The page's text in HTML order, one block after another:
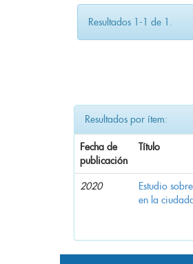
Resultados 1-1 de 1.
Resultados por ítem:
Fecha de
publicación
Título
2020
Estudio
en la